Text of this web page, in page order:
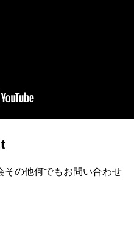
その他何でもお問い合わせ